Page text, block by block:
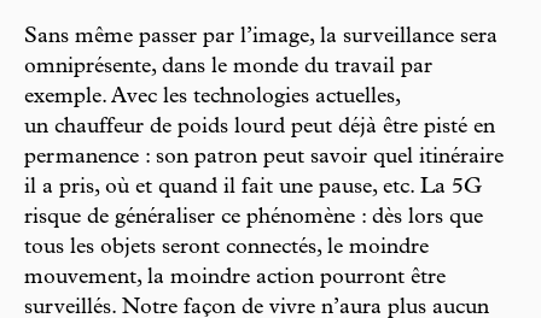
Sans même passer par l’image, la surveillance sera
omniprésente, dans le monde du travail par
exemple. Avec les technologies actuelles,
un chauffeur de poids lourd peut déjà être pisté en
permanence : son patron peut savoir quel itinéraire
il a pris, où et quand il fait une pause, etc. La 5G
risque de généraliser ce phénomène : dès lors que
tous les objets seront connectés, le moindre
mouvement, la moindre action pourront être
surveillés. Notre façon de vivre n’aura plus aucun